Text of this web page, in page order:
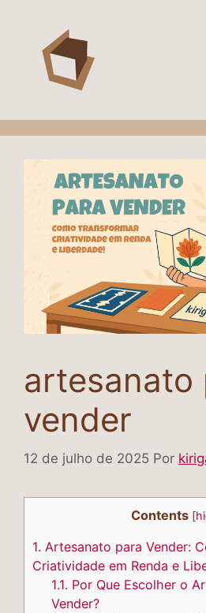
artesanato
vender
12 de julho de 2025 Por
Contents [
1. Artesanato para Vender:
Criatividade em Renda e
1.1. Por Que Escolher o
Vender?